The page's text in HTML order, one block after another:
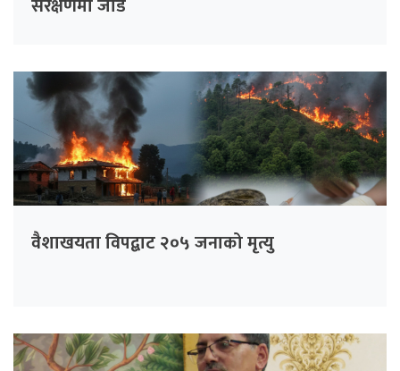
संरक्षणमा जोड
वैशाखयता विपद्बाट २०५ जनाको मृत्यु